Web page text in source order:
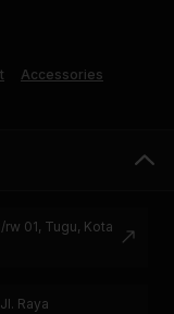
Accessories
01, Tugu, Kota
Raya